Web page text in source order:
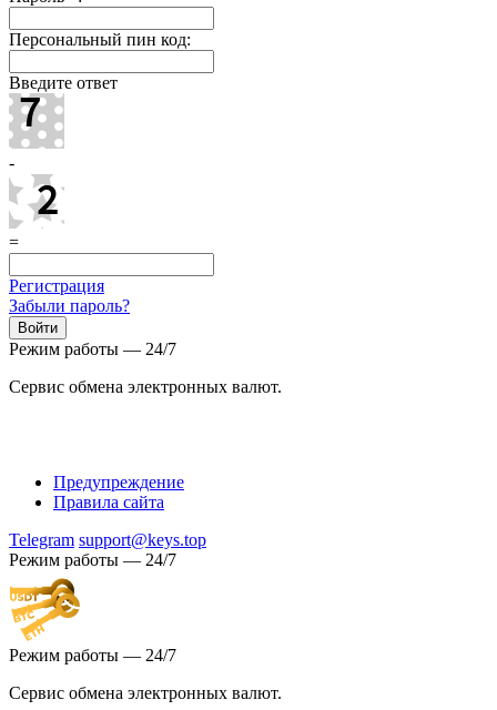
Персональный пин код:
Введите ответ
-
=
Регистрация
Забыли пароль?
Режим работы — 24/7
Сервис обмена электронных валют.
Предупреждение
Правила сайта
Telegram support@keys.top
Режим работы — 24/7
Режим работы — 24/7
Сервис обмена электронных валют.